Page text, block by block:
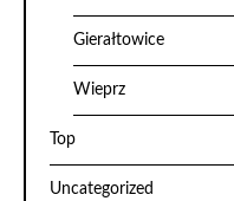
Gierałtowice
Wieprz
Top
Uncategorized